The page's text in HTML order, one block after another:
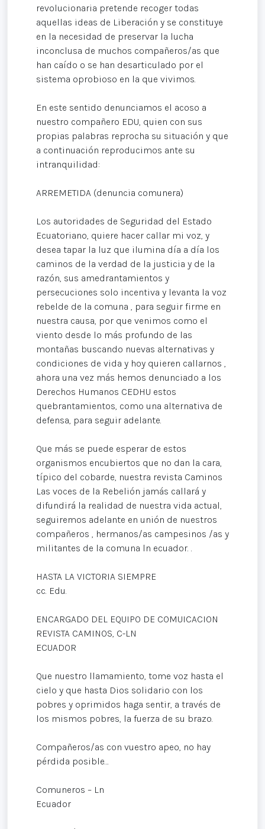
revolucionaria pretende recoger todas
aquellas ideas de Liberación y se constituye
en la necesidad de preservar la lucha
inconclusa de muchos compañeros/as que
han caído o se han desarticulado por el
sistema oprobioso en la que vivimos.
En este sentido denunciamos el acoso a
nuestro compañero EDU, quien con sus
propias palabras reprocha su situación y que
a continuación reproducimos ante su
intranquilidad:
ARREMETIDA (denuncia comunera)
Los autoridades de Seguridad del Estado
Ecuatoriano, quiere hacer callar mi voz, y
desea tapar la luz que ilumina día a día los
caminos de la verdad de la justicia y de la
razón, sus amedrantamientos y
persecuciones solo incentiva y levanta la voz
rebelde de la comuna , para seguir firme en
nuestra causa, por que venimos como el
viento desde lo más profundo de las
montañas buscando nuevas alternativas y
condiciones de vida y hoy quieren callarnos ,
ahora una vez más hemos denunciado a los
Derechos Humanos CEDHU estos
quebrantamientos, como una alternativa de
defensa, para seguir adelante.
Que más se puede esperar de estos
organismos encubiertos que no dan la cara,
típico del cobarde, nuestra revista Caminos
Las voces de la Rebelión jamás callará y
difundirá la realidad de nuestra vida actual,
seguiremos adelante en unión de nuestros
compañeros , hermanos/as campesinos /as y
militantes de la comuna ln ecuador. .
HASTA LA VICTORIA SIEMPRE
cc. Edu.
ENCARGADO DEL EQUIPO DE COMUICACION
REVISTA CAMINOS, C-LN
ECUADOR
Que nuestro llamamiento, tome voz hasta el
cielo y que hasta Dios solidario con los
pobres y oprimidos haga sentir, a través de
los mismos pobres, la fuerza de su brazo.
Compañeros/as con vuestro apeo, no hay
pérdida posible…
Comuneros – Ln
Ecuador